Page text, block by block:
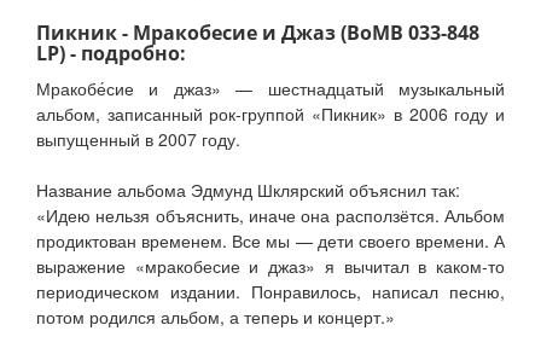
Пикник - Мракобесие и Джаз (BoMB 033-848
LP) - подробно:
Мракобе́сие и джаз» — шестнадцатый музыкальный
альбом, записанный рок-группой «Пикник» в 2006 году и
выпущенный в 2007 году.
Название альбома Эдмунд Шклярский объяснил так:
«Идею нельзя объяснить, иначе она расползётся. Альбом
продиктован временем. Все мы — дети своего времени. А
выражение «мракобесие и джаз» я вычитал в каком-то
периодическом издании. Понравилось, написал песню,
потом родился альбом, а теперь и концерт.»